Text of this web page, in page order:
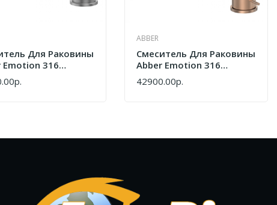
Для Раковины
Emotion 316
ABBER
Смеситель Для Раковины
Abber Emotion 316
AF8808BRG Розовое
Золото Брашированное
42900.00р.
КУПИТЬ